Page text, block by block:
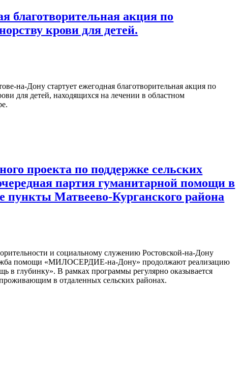
благотворительная акция по
крови для детей.
на-Дону стартует ежегодная благотворительная акция по
для детей, находящихся на лечении в областном
проекта по поддержке сельских
партия гуманитарной помощи в
пункты Матвеево-Курганского района
и социальному служению Ростовской-на-Дону
помощи «МИЛОСЕРДИЕ-на-Дону» продолжают реализацию
в глубинку». В рамках программы регулярно оказывается
в отдаленных сельских районах.